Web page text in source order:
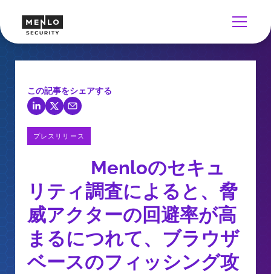
この記事をシェアする
プレスリリース
Menloのセキュ
リティ調査によると、脅
威アクターの回避率が高
まるにつれて、ブラウザ
ベースのフィッシング攻